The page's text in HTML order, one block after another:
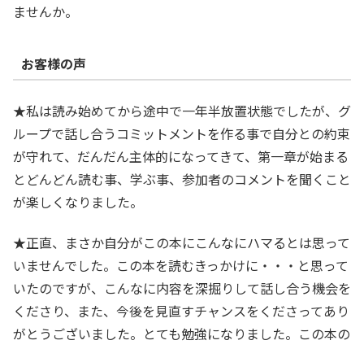
ませんか。
お客様の声
★私は読み始めてから途中で一年半放置状態でしたが、グ
ループで話し合うコミットメントを作る事で自分との約束
が守れて、だんだん主体的になってきて、第一章が始まる
とどんどん読む事、学ぶ事、参加者のコメントを聞くこと
が楽しくなりました。
★正直、まさか自分がこの本にこんなにハマるとは思って
いませんでした。この本を読むきっかけに・・・と思って
いたのですが、こんなに内容を深掘りして話し合う機会を
くださり、また、今後を見直すチャンスをくださってあり
がとうございました。とても勉強になりました。この本の